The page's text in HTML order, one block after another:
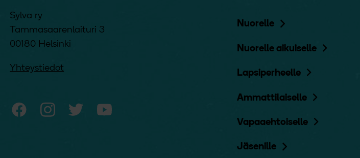
Sylva ry
Tammasaarenlaituri 3
00180 Helsinki
Yhteystiedot
Sylvan Facebook
Sylvan Instagram
Sylvan Twitter
Nuorelle
Nuorelle aikuiselle
Lapsiperheelle
Ammattilaiselle
Vapaaehtoiselle
Jäsenille